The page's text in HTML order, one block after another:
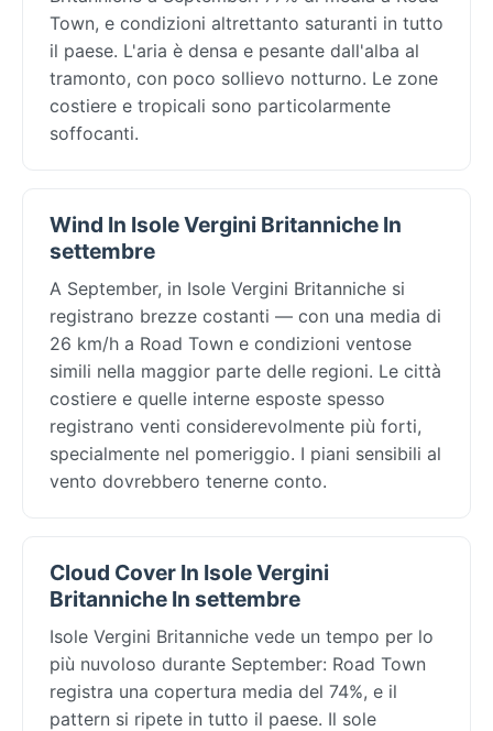
Town, e condizioni altrettanto saturanti in tutto
il paese. L'aria è densa e pesante dall'alba al
tramonto, con poco sollievo notturno. Le zone
costiere e tropicali sono particolarmente
soffocanti.
Wind In Isole Vergini Britanniche In
settembre
A September, in Isole Vergini Britanniche si
registrano brezze costanti — con una media di
26 km/h a Road Town e condizioni ventose
simili nella maggior parte delle regioni. Le città
costiere e quelle interne esposte spesso
registrano venti considerevolmente più forti,
specialmente nel pomeriggio. I piani sensibili al
vento dovrebbero tenerne conto.
Cloud Cover In Isole Vergini
Britanniche In settembre
Isole Vergini Britanniche vede un tempo per lo
più nuvoloso durante September: Road Town
registra una copertura media del 74%, e il
pattern si ripete in tutto il paese. Il sole